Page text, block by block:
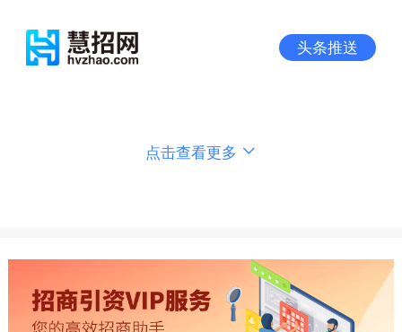
头条推送
点击查看更多